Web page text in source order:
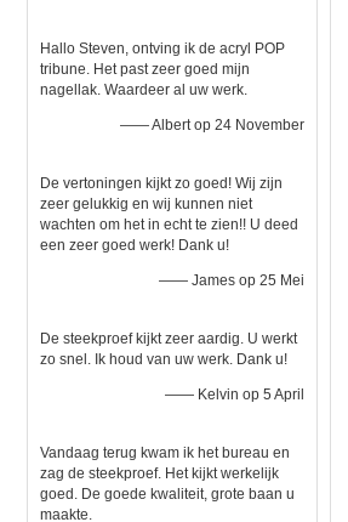
Hallo Steven, ontving ik de acryl POP
tribune. Het past zeer goed mijn
nagellak. Waardeer al uw werk.
—— Albert op 24 November
De vertoningen kijkt zo goed! Wij zijn
zeer gelukkig en wij kunnen niet
wachten om het in echt te zien!! U deed
een zeer goed werk! Dank u!
—— James op 25 Mei
De steekproef kijkt zeer aardig. U werkt
zo snel. Ik houd van uw werk. Dank u!
—— Kelvin op 5 April
Vandaag terug kwam ik het bureau en
zag de steekproef. Het kijkt werkelijk
goed. De goede kwaliteit, grote baan u
maakte.